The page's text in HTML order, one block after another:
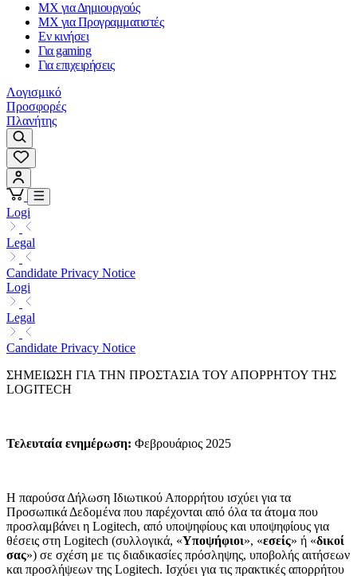
MX για Δημιουργούς
MX για Προγραμματιστές
Εν κινήσει
Για gaming
Για επιχειρήσεις
Λογισμικό
Προσφορές
Πλανήτης
Logi
Legal
Candidate Privacy Notice
Logi
Legal
Candidate Privacy Notice
ΣΗΜΕΙΩΣΗ ΓΙΑ ΤΗΝ ΠΡΟΣΤΑΣΙΑ ΤΟΥ ΑΠΟΡΡΗΤΟΥ ΤΗΣ
LOGITECH
Τελευταία ενημέρωση: Φεβρουάριος 2025
Η παρούσα Δήλωση Ιδιωτικού Απορρήτου ισχύει για τα
Προσωπικά Δεδομένα που παρέχονται από όλα τα άτομα που
προσλαμβάνει η Logitech, από υποψηφίους και υποψηφίους για
θέσεις στη Logitech (συλλογικά, «Υποψήφιοι», «εσείς» ή «δικοί
σας») σε σχέση με τις διαδικασίες πρόσληψης, υποβολής αιτήσεων
και προσλήψεων της Logitech. Ισχύει για τις πρακτικές απορρήτου